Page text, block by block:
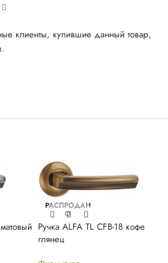
клиенты, купившие данный товар,
РАСПРОДАН
О
Ручка ALFA TL CFB-18 кофе
глянец